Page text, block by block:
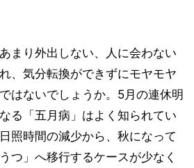
まり外出しない、人に会わない
、気分転換ができずにモヤモヤ
はないでしょうか。5月の連休明
る「五月病」はよく知られてい
照時間の減少から、秋になって
つ」へ移行するケースが少なく